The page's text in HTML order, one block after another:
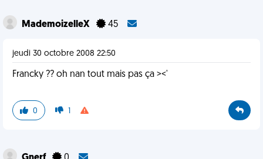
MademoizelleX 45
jeudi 30 octobre 2008 22:50
Francky ?? oh nan tout mais pas ça ><'
0 1